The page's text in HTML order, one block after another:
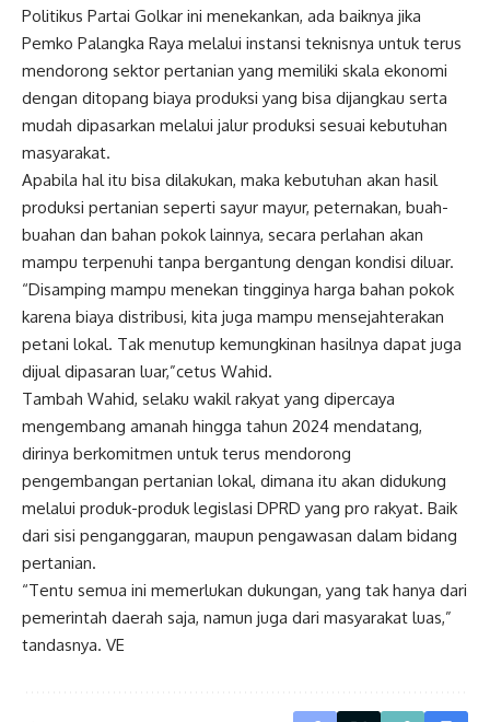
Politikus Partai Golkar ini menekankan, ada baiknya jika
Pemko Palangka Raya melalui instansi teknisnya untuk terus
mendorong sektor pertanian yang memiliki skala ekonomi
dengan ditopang biaya produksi yang bisa dijangkau serta
mudah dipasarkan melalui jalur produksi sesuai kebutuhan
masyarakat.
Apabila hal itu bisa dilakukan, maka kebutuhan akan hasil
produksi pertanian seperti sayur mayur, peternakan, buah-
buahan dan bahan pokok lainnya, secara perlahan akan
mampu terpenuhi tanpa bergantung dengan kondisi diluar.
“Disamping mampu menekan tingginya harga bahan pokok
karena biaya distribusi, kita juga mampu mensejahterakan
petani lokal. Tak menutup kemungkinan hasilnya dapat juga
dijual dipasaran luar,”cetus Wahid.
Tambah Wahid, selaku wakil rakyat yang dipercaya
mengembang amanah hingga tahun 2024 mendatang,
dirinya berkomitmen untuk terus mendorong
pengembangan pertanian lokal, dimana itu akan didukung
melalui produk-produk legislasi DPRD yang pro rakyat. Baik
dari sisi penganggaran, maupun pengawasan dalam bidang
pertanian.
“Tentu semua ini memerlukan dukungan, yang tak hanya dari
pemerintah daerah saja, namun juga dari masyarakat luas,”
tandasnya. VE